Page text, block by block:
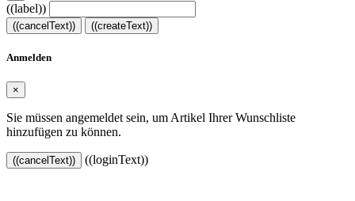
((label))
((cancelText)) ((createText))
Anmelden
×
Sie müssen angemeldet sein, um Artikel Ihrer Wunschliste
hinzufügen zu können.
((cancelText)) ((loginText))